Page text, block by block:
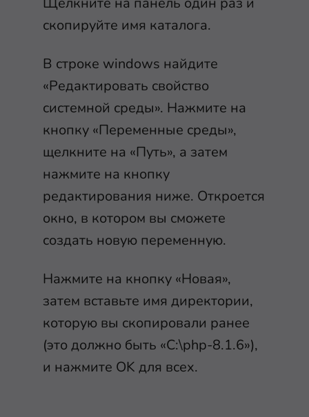
скопируйте имя каталога.
В строке windows найдите
«Редактировать свойство
системной среды». Нажмите на
кнопку «Переменные среды»,
щелкните на «Путь», а затем
нажмите на кнопку
редактирования ниже. Откроется
окно, в котором вы сможете
создать новую переменную.
Нажмите на кнопку «Новая»,
затем вставьте имя директории,
которую вы скопировали ранее
(это должно быть «C:\php-8.1.6»),
и нажмите OK для всех.